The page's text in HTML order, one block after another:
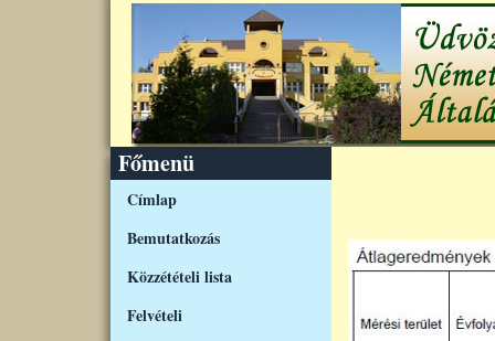
Ugrás a tartalomra
Főmenü
Címlap
Bemutatkozás
Közzétételi lista
Felvételi